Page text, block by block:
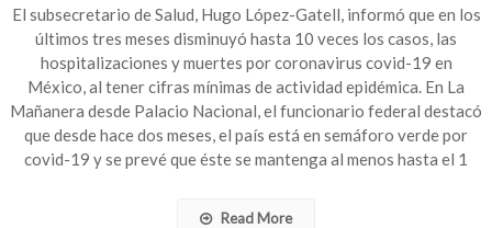
10
veces
casos
y
muertes
por
covid-
19
El subsecretario de Salud, Hugo López-Gatell, informó que en los
últimos tres meses disminuyó hasta 10 veces los casos, las
hospitalizaciones y muertes por coronavirus covid-19 en
México, al tener cifras mínimas de actividad epidémica. En La
Mañanera desde Palacio Nacional, el funcionario federal destacó
que desde hace dos meses, el país está en semáforo verde por
covid-19 y se prevé que éste se mantenga al menos hasta el 1
Read More